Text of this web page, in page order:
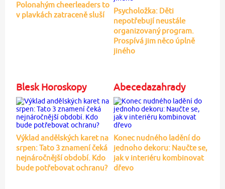
Polonahým cheerleaders to
v plavkách zatraceně sluší
Psycholožka: Děti
nepotřebují neustále
organizovaný program.
Prospívá jim něco úplně
jiného
Blesk Horoskopy
Výklad andělských karet na
srpen: Tato 3 znamení čeká
nejnáročnější období. Kdo
bude potřebovat ochranu?
Abecedazahrady
Konec nudného ladění do
jednoho dekoru: Naučte se,
jak v interiéru kombinovat
dřevo